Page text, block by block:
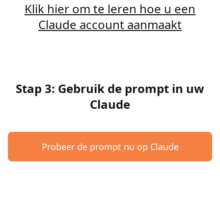
Klik hier om te leren hoe u een
Claude account aanmaakt
Stap 3: Gebruik de prompt in uw
Claude
Probeer de prompt nu op Claude